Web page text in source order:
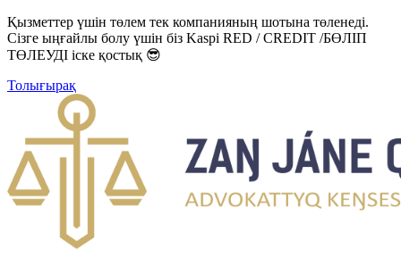
Қызметтер үшін төлем тек компанияның шотына төленеді.
Сізге ыңғайлы болу үшін біз Kaspi RED / CREDIT /БӨЛІП
ТӨЛЕУДІ іске қостық 😎
Толығырақ